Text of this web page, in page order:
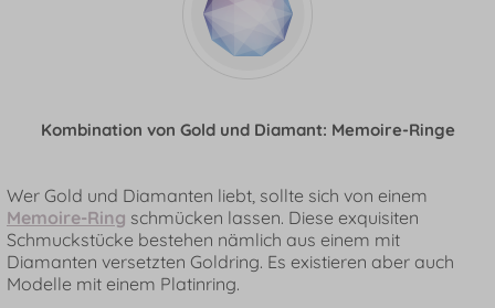
Kombination von Gold und Diamant: Memoire-Ringe
Wer Gold und Diamanten liebt, sollte sich von einem
Memoire-Ring schmücken lassen. Diese exquisiten
Schmuckstücke bestehen nämlich aus einem mit
Diamanten versetzten Goldring. Es existieren aber auch
Modelle mit einem Platinring.